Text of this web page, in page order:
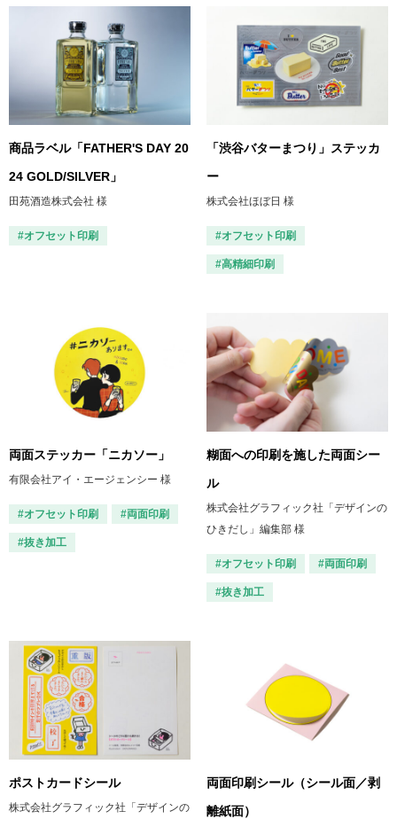
商品ラベル「FATHER'S DAY 20
24 GOLD/SILVER」
田苑酒造株式会社 様
#オフセット印刷
「渋谷バターまつり」ステッカ
ー
株式会社ほぼ日 様
#オフセット印刷
#高精細印刷
両面ステッカー「ニカソー」
有限会社アイ・エージェンシー 様
#オフセット印刷 #両面印刷
#抜き加工
糊面への印刷を施した両面シー
ル
株式会社グラフィック社「デザインの
ひきだし」編集部 様
#オフセット印刷 #両面印刷
#抜き加工
ポストカードシール
株式会社グラフィック社「デザインの
両面印刷シール（シール面／剥
離紙面）